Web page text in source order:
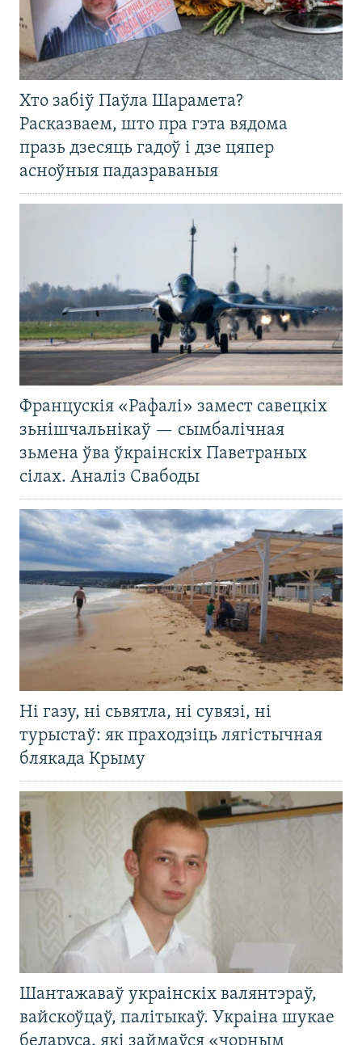
Хто забіў Паўла Шарамета?
Расказваем, што пра гэта вядома
празь дзесяць гадоў і дзе цяпер
асноўныя падазраваныя
Францускія «Рафалі» замест савецкіх
зьнішчальнікаў — сымбалічная
зьмена ўва ўкраінскіх Паветраных
сілах. Аналіз Свабоды
Ні газу, ні сьвятла, ні сувязі, ні
турыстаў: як праходзіць лягістычная
блякада Крыму
Шантажаваў украінскіх валянтэраў,
вайскоўцаў, палітыкаў. Украіна шукае
беларуса, які займаўся «чорным